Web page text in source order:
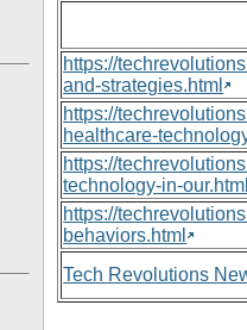
https://
and-strategies.html
https://
healthcare-
https://
technology-in-
https://
behaviors.html
Tech Revolutions